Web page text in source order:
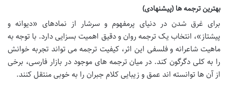
بهترین ترجمه ها (پیشنهادی)
برای غرق شدن در دنیای پرمفهوم و سرشار از نمادهای «دیوانه و
پیشتاز»، انتخاب یک ترجمه روان و دقیق اهمیت بسزایی دارد. با توجه به
ماهیت شاعرانه و فلسفی این اثر، کیفیت ترجمه می تواند تجربه خوانش
را به کلی دگرگون کند. در میان ترجمه های موجود در بازار فارسی، برخی
از آن ها توانسته اند عمق و زیبایی کلام جبران را به خوبی منتقل کنند.